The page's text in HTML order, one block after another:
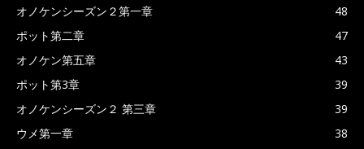
オノケンシーズン２第一章
48
ポット第二章
47
オノケン第五章
43
ポット第3章
39
オノケンシーズン２ 第三章
39
ウメ第一章
38